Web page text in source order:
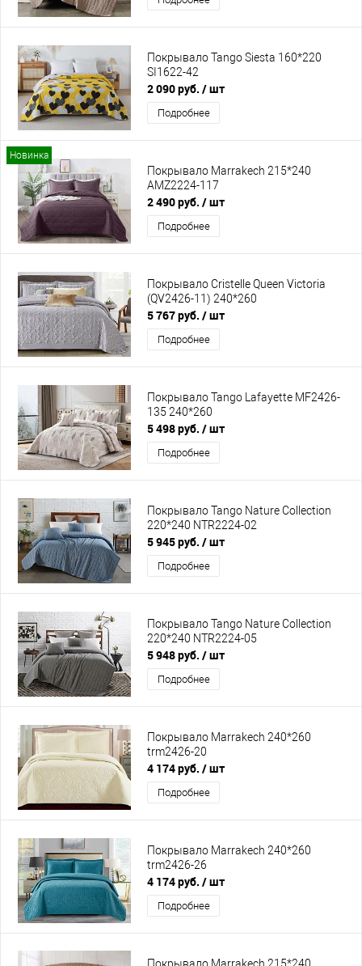
Покрывало Tango Siesta 160*220
SI1622-42
2 090 руб. / шт
Подробнее
Новинка
Покрывало Marrakech 215*240
AMZ2224-117
2 490 руб. / шт
Подробнее
Покрывало Cristelle Queen Victoria
(QV2426-11) 240*260
5 767 руб. / шт
Подробнее
Покрывало Tango Lafayette MF2426-
135 240*260
5 498 руб. / шт
Подробнее
Покрывало Tango Nature Collection
220*240 NTR2224-02
5 945 руб. / шт
Подробнее
Покрывало Tango Nature Collection
220*240 NTR2224-05
5 948 руб. / шт
Подробнее
Покрывало Marrakech 240*260
trm2426-20
4 174 руб. / шт
Подробнее
Покрывало Marrakech 240*260
trm2426-26
4 174 руб. / шт
Подробнее